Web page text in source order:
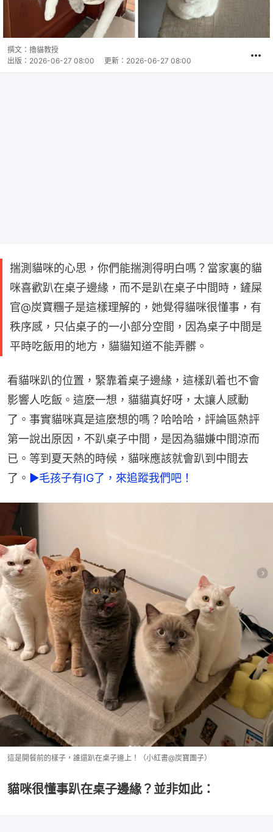
撰文： 擼貓教授
出版： 2026-06-27 08:00 更新： 2026-06-27 08:00
揣測貓咪的心思，你們能揣測得明白嗎？當家裏的貓
咪喜歡趴在桌子邊緣，而不是趴在桌子中間時，鏟屎
官@炭寶糰子是這樣理解的，她覺得貓咪很懂事，有
秩序感，只佔桌子的一小部分空間，因為桌子中間是
平時吃飯用的地方，貓貓知道不能弄髒。
看貓咪趴的位置，緊靠着桌子邊緣，這樣趴着也不會
影響人吃飯。這麼一想，貓貓真好呀，太讓人感動
了。事實貓咪真是這麼想的嗎？哈哈哈，評論區熱評
第一說出原因，不趴桌子中間，是因為貓嫌中間涼而
已。等到夏天熱的時候，貓咪應該就會趴到中間去
了。 ►毛孩子有IG了，來追蹤我們吧！
這是開餐前的樣子，誰還趴在桌子邊上！（小紅書@炭寶團子）
貓咪很懂事趴在桌子邊緣？並非如此：